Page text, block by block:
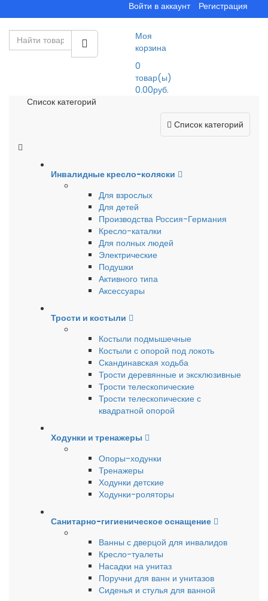
Войти в аккаунт Регистрация
Моя
корзина
0
товар(ы)
0.00руб.
Список категорий
Список категорий
Инвалидные кресло-коляски
Для взрослых
Для детей
Производства Россия-Германия
Кресло-каталки
Для полных людей
Электрические
Подушки
Активного типа
Аксессуары
Трости и костыли
Костыли подмышечные
Костыли с опорой под локоть
Скандинавская ходьба
Трости деревянные и эксклюзивные
Трости телескопические
Трости телескопические с
квадратной опорой
Ходунки и тренажеры
Опоры-ходунки
Тренажеры
Ходунки детские
Ходунки-роляторы
Санитарно-гигиеническое оснащение
Ванны с дверцой для инвалидов
Кресло-туалеты
Насадки на унитаз
Поручни для ванн и унитазов
Сиденья и стулья для ванной